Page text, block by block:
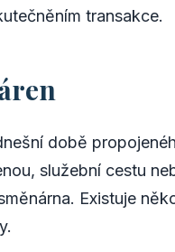
transakce.
době
služební cestu
Existuje